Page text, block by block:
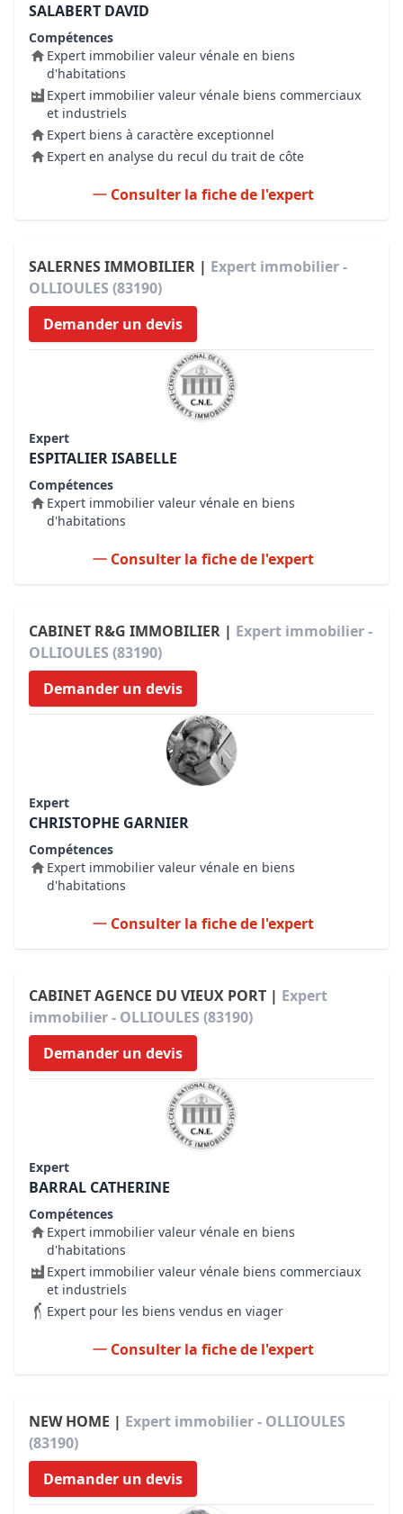
SALABERT DAVID
Compétences
Expert immobilier valeur vénale en biens
d'habitations
Expert immobilier valeur vénale biens commerciaux
et industriels
Expert biens à caractère exceptionnel
Expert en analyse du recul du trait de côte
Consulter la fiche de l'expert
SALERNES IMMOBILIER | Expert immobilier -
OLLIOULES (83190)
Demander un devis
Expert
ESPITALIER ISABELLE
Compétences
Expert immobilier valeur vénale en biens
d'habitations
Consulter la fiche de l'expert
CABINET R&G IMMOBILIER | Expert immobilier -
OLLIOULES (83190)
Demander un devis
Expert
CHRISTOPHE GARNIER
Compétences
Expert immobilier valeur vénale en biens
d'habitations
Consulter la fiche de l'expert
CABINET AGENCE DU VIEUX PORT | Expert
immobilier - OLLIOULES (83190)
Demander un devis
Expert
BARRAL CATHERINE
Compétences
Expert immobilier valeur vénale en biens
d'habitations
Expert immobilier valeur vénale biens commerciaux
et industriels
Expert pour les biens vendus en viager
Consulter la fiche de l'expert
NEW HOME | Expert immobilier - OLLIOULES
(83190)
Demander un devis